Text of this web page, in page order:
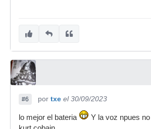
#6 por txe el 30/09/2023
lo mejor el bateria
Y la voz npues